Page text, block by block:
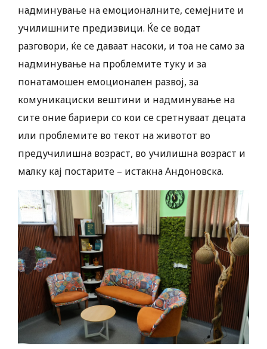
надминување на емоционалните, семејните и
училишните предизвици. Ќе се водат
разговори, ќе се даваат насоки, и тоа не само за
надминување на проблемите туку и за
понатамошен емоционален развој, за
комуникациски вештини и надминување на
сите оние бариери со кои се сретнуваат децата
или проблемите во текот на животот во
предучилишна возраст, во училишна возраст и
малку кај постарите – истакна Андоновска.